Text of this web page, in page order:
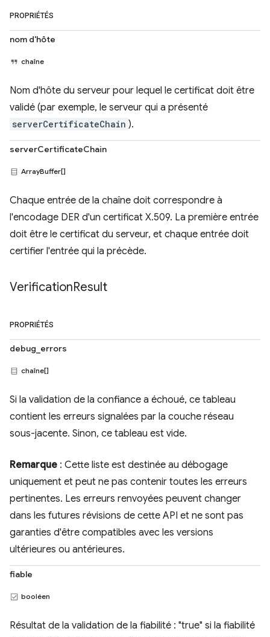
PROPRIÉTÉS
nom d'hôte
chaîne
Nom d'hôte du serveur pour lequel le certificat doit être
validé (par exemple, le serveur qui a présenté
serverCertificateChain ).
serverCertificateChain
ArrayBuffer[]
Chaque entrée de la chaîne doit correspondre à
l'encodage DER d'un certificat X.509. La première entrée
doit être le certificat du serveur, et chaque entrée doit
certifier l'entrée qui la précède.
VerificationResult
PROPRIÉTÉS
debug_errors
chaîne[]
Si la validation de la confiance a échoué, ce tableau
contient les erreurs signalées par la couche réseau
sous-jacente. Sinon, ce tableau est vide.
Remarque : Cette liste est destinée au débogage
uniquement et peut ne pas contenir toutes les erreurs
pertinentes. Les erreurs renvoyées peuvent changer
dans les futures révisions de cette API et ne sont pas
garanties d'être compatibles avec les versions
ultérieures ou antérieures.
fiable
booléen
Résultat de la validation de la fiabilité : "true" si la fiabilité